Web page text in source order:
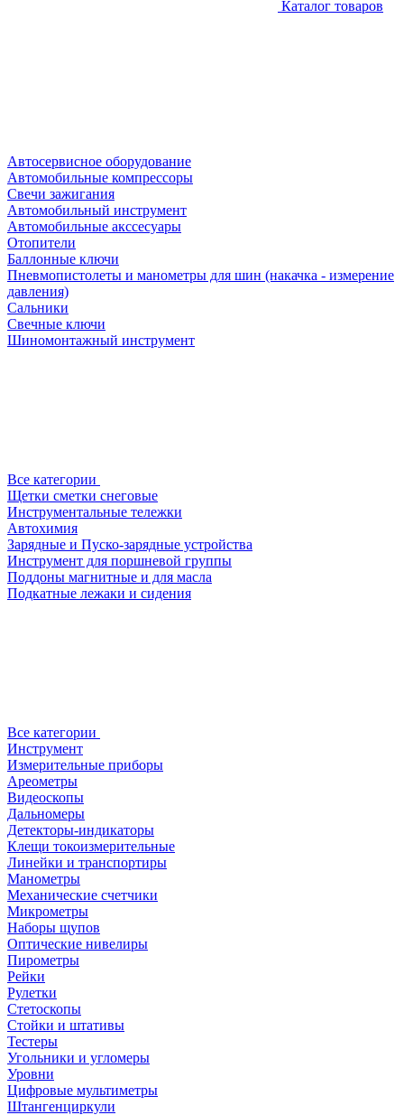
Каталог товаров
Автосервисное оборудование
Автомобильные компрессоры
Свечи зажигания
Автомобильный инструмент
Автомобильные акссесуары
Отопители
Баллонные ключи
Пневмопистолеты и манометры для шин (накачка - измерение
давления)
Сальники
Свечные ключи
Шиномонтажный инструмент
Все категории
Щетки сметки снеговые
Инструментальные тележки
Автохимия
Зарядные и Пуско-зарядные устройства
Инструмент для поршневой группы
Поддоны магнитные и для масла
Подкатные лежаки и сидения
Все категории
Инструмент
Измерительные приборы
Ареометры
Видеоскопы
Дальномеры
Детекторы-индикаторы
Клещи токоизмерительные
Линейки и транспортиры
Манометры
Механические счетчики
Микрометры
Наборы щупов
Оптические нивелиры
Пирометры
Рейки
Рулетки
Стетоскопы
Стойки и штативы
Тестеры
Угольники и угломеры
Уровни
Цифровые мультиметры
Штангенциркули